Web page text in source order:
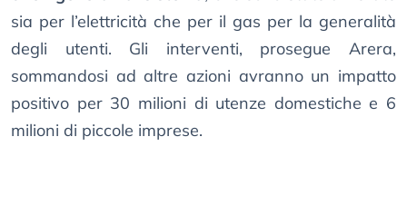
sia per l’elettricità che per il gas per la generalità
degli utenti. Gli interventi, prosegue Arera,
sommandosi ad altre azioni avranno un impatto
positivo per 30 milioni di utenze domestiche e 6
milioni di piccole imprese.